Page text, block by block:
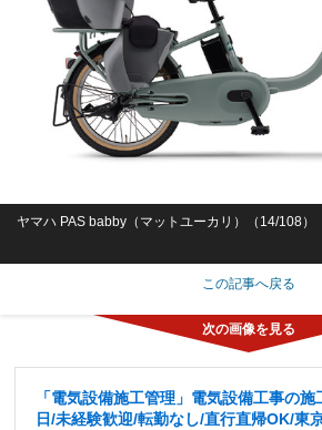
ヤマハ PAS babby（マットユーカリ）（14/108）
この記事へ戻る
「電気設備施工管理」電気設備工事の
日/未経験歓迎/転勤なし/直行直帰OK/東